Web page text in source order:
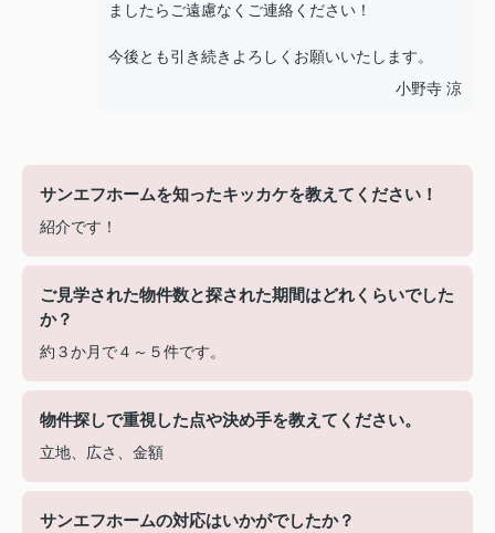
ましたらご遠慮なくご連絡ください！
今後とも引き続きよろしくお願いいたします。
小野寺 涼
サンエフホームを知ったキッカケを教えてください！
紹介です！
ご見学された物件数と探された期間はどれくらいでした
か？
約３か月で４～５件です。
物件探しで重視した点や決め手を教えてください。
立地、広さ、金額
サンエフホームの対応はいかがでしたか？